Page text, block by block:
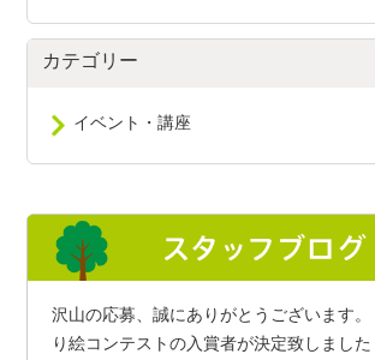
カテゴリー
イベント・講座
沢山の応募、誠にありがとうございます
り絵コンテストの入賞者が決定致しまし